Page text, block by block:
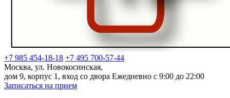
+7 985 454-18-18 +7 495 700-57-44
Москва, ул. Новокосинская,
дом 9, корпус 1, вход со двора Ежедневно с 9:00 до 22:00
Записаться на прием